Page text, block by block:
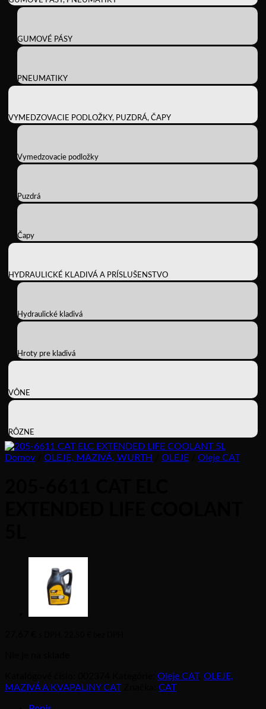
GUMOVÉ PÁSY
PNEUMATIKY
VYMEDZOVACIE PODLOŽKY, PUZDRÁ, ČAPY
Vymedzovacie podložky
Puzdrá
Čapy
HYDRAULICKÉ KLADIVÁ A PRÍSLUŠENSTVO
Hydraulické kladivá
Hroty pre kladivá
VÔNE
RÔZNE
Domov OLEJE, MAZIVÁ, WURTH OLEJE Oleje CAT
Oleje CAT, OLEJE,
MAZIVÁ A KVAPALINY CAT
CAT